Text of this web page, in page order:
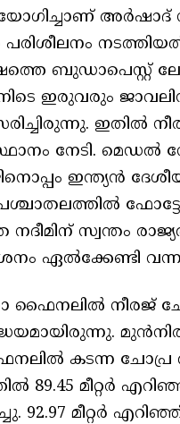
അർഷാദ്
ബുഡാപെസ്റ്റ്
ഇരുവരും
ഇതിൽ
നേടി. മെഡൽ
ഇന്ത്യൻ
സ്വന്തം
ഏൽക്കേണ്ടി
ഫൈനലിൽ നീരജ്
കടന്ന ചോപ്ര
89.45 മീറ്റർ
92.97 മീറ്റർ